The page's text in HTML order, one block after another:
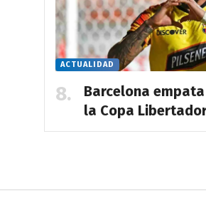
ACTUALIDAD
Barcelona
la Copa